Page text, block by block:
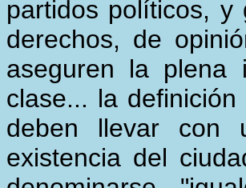
partidos políticos,
derechos, de
aseguren la plena
clase... la
deben llevar con
existencia del